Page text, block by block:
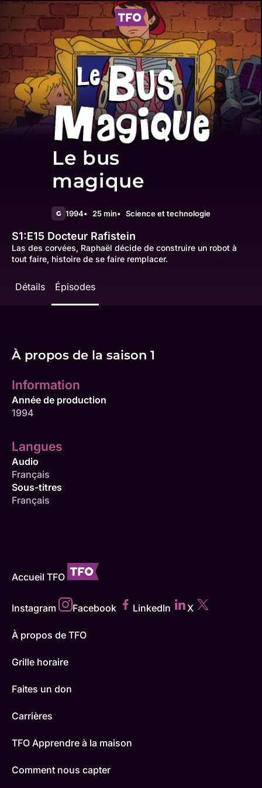
Le bus
magique
G 1994 25 min Science et technologie
S1:E15 Docteur Rafistein
Las des corvées, Raphaël décide de construire un robot à
tout faire, histoire de se faire remplacer.
Détails Épisodes
À propos de la saison 1
Information
Année de production
1994
Langues
Audio
Français
Sous-titres
Français
Accueil TFO
Instagram Facebook LinkedIn X
À propos de TFO
Grille horaire
Faites un don
Carrières
TFO Apprendre à la maison
Comment nous capter